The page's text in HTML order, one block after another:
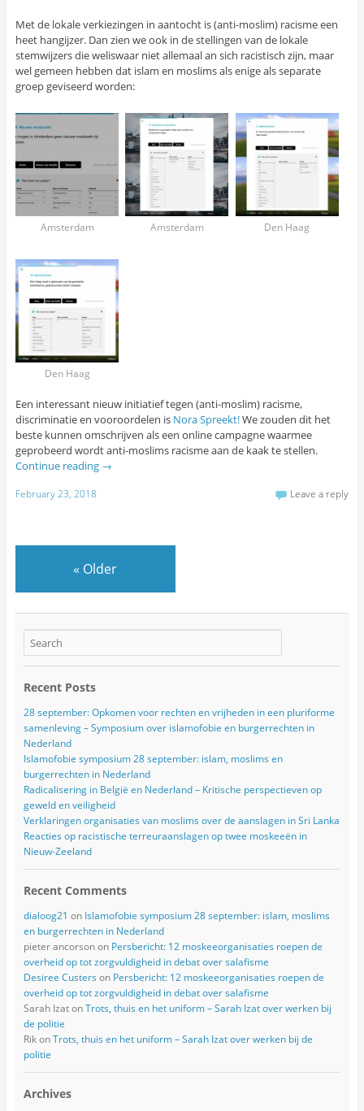
Met de lokale verkiezingen in aantocht is (anti-moslim) racisme een
heet hangijzer. Dan zien we ook in de stellingen van de lokale
stemwijzers die weliswaar niet allemaal an sich racistisch zijn, maar
wel gemeen hebben dat islam en moslims als enige als separate
groep geviseerd worden:
Amsterdam Amsterdam Den Haag
Den Haag
Een interessant nieuw initiatief tegen (anti-moslim) racisme,
discriminatie en vooroordelen is Nora Spreekt!We zouden dit het
beste kunnen omschrijven als een online campagne waarmee
geprobeerd wordt anti-moslims racisme aan de kaak te stellen.
Continue reading →
February 23, 2018 Leave a reply
« Older
Recent Posts
28 september: Opkomen voor rechten en vrijheden in een pluriforme
samenleving – Symposium over islamofobie en burgerrechten in
Nederland
Islamofobie symposium 28 september: islam, moslims en
burgerrechten in Nederland
Radicalisering in België en Nederland – Kritische perspectieven op
geweld en veiligheid
Verklaringen organisaties van moslims over de aanslagen in Sri Lanka
Reacties op racistische terreuraanslagen op twee moskeeën in
Nieuw-Zeeland
Recent Comments
dialoog21 on Islamofobie symposium 28 september: islam, moslims
en burgerrechten in Nederland
pieter ancorsonon Persbericht: 12 moskeeorganisaties roepen de
overheid op tot zorgvuldigheid in debat over salafisme
Desiree Custers on Persbericht: 12 moskeeorganisaties roepen de
overheid op tot zorgvuldigheid in debat over salafisme
Sarah IzatonTrots, thuis en het uniform – Sarah Izat over werken bij
de politie
RikonTrots, thuis en het uniform – Sarah Izat over werken bij de
politie
Archives